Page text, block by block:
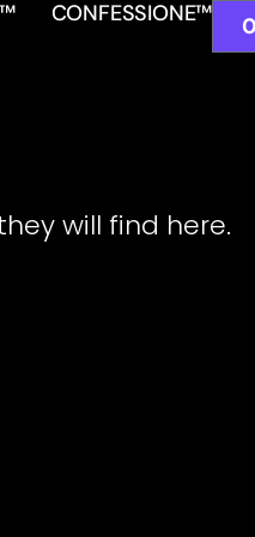
CONFESSIONE™
will find here.